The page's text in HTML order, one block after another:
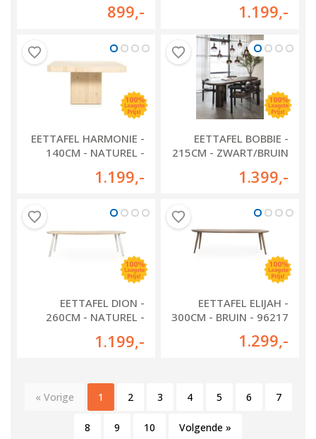
899,- 1.199,-
EETTAFEL HARMONIE -
140CM - NATUREL -
1.199,-
EETTAFEL BOBBIE -
215CM - ZWART/BRUIN
1.399,-
EETTAFEL DION -
260CM - NATUREL -
1.199,-
EETTAFEL ELIJAH -
300CM - BRUIN - 96217
1.299,-
« Vorige 1 2 3 4 5 6 7
8 9 10 Volgende »